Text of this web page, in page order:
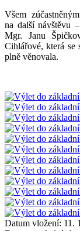
Všem
na další návštěvu
Mgr. Janu
Cihlářové, která se
plně věnovala.
Datum vložení: 11.